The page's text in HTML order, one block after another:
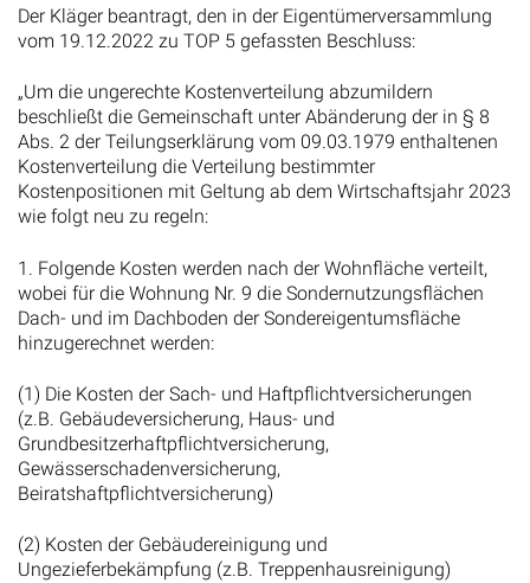
Der Kläger beantragt, den in der Eigentümerversammlung
vom 19.12.2022 zu TOP 5 gefassten Beschluss:
„Um die ungerechte Kostenverteilung abzumildern
beschließt die Gemeinschaft unter Abänderung der in § 8
Abs. 2 der Teilungserklärung vom 09.03.1979 enthaltenen
Kostenverteilung die Verteilung bestimmter
Kostenpositionen mit Geltung ab dem Wirtschaftsjahr 2023
wie folgt neu zu regeln:
1. Folgende Kosten werden nach der Wohnfläche verteilt,
wobei für die Wohnung Nr. 9 die Sondernutzungsflächen
Dach- und im Dachboden der Sondereigentumsfläche
hinzugerechnet werden:
(1) Die Kosten der Sach- und Haftpflichtversicherungen
(z.B. Gebäudeversicherung, Haus- und
Grundbesitzerhaftpflichtversicherung,
Gewässerschadenversicherung,
Beiratshaftpflichtversicherung)
(2) Kosten der Gebäudereinigung und
Ungezieferbekämpfung (z.B. Treppenhausreinigung)